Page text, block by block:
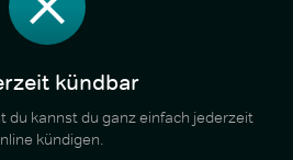
kündbar
du kannst du ganz einfach jederzeit
kündigen.